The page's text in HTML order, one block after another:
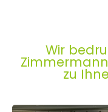
Wir
zu